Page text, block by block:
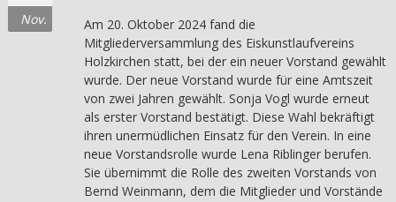
Nov.
Am 20. Oktober 2024 fand die
Mitgliederversammlung des Eiskunstlaufvereins
Holzkirchen statt, bei der ein neuer Vorstand gewählt
wurde. Der neue Vorstand wurde für eine Amtszeit
von zwei Jahren gewählt. Sonja Vogl wurde erneut
als erster Vorstand bestätigt. Diese Wahl bekräftigt
ihren unermüdlichen Einsatz für den Verein. In eine
neue Vorstandsrolle wurde Lena Riblinger berufen.
Sie übernimmt die Rolle des zweiten Vorstands von
Bernd Weinmann, dem die Mitglieder und Vorstände